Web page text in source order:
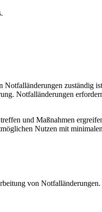
zuständig
Notfalländerungen
und Maßnahmen
Nutzen mit
von Notfalländerungen.